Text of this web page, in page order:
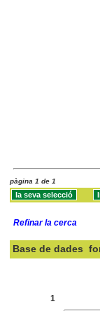
pàgina 1 de 1
Refinar la cerca
Base de dades
1